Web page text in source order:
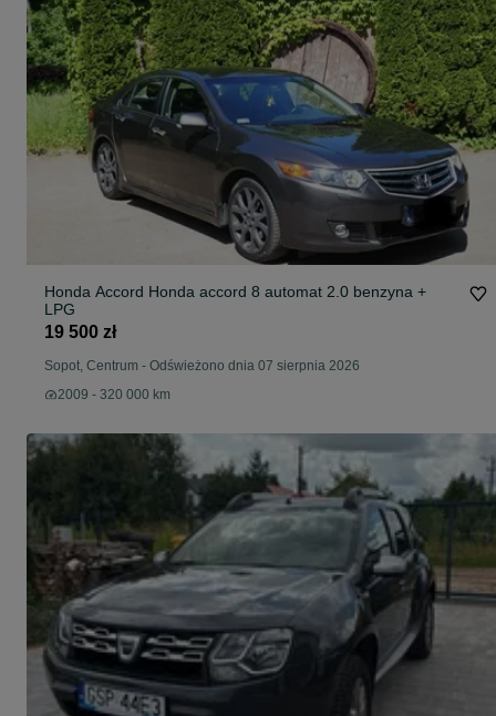
Honda Accord Honda accord 8 automat 2.0 benzyna +
LPG
19 500 zł
Sopot, Centrum - Odświeżono dnia 07 sierpnia 2026
2009 - 320 000 km